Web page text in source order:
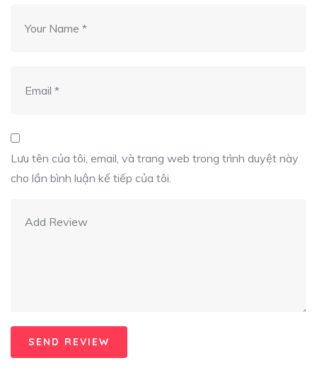
Lưu tên của tôi, email, và trang web trong trình duyệt này
cho lần bình luận kế tiếp của tôi.